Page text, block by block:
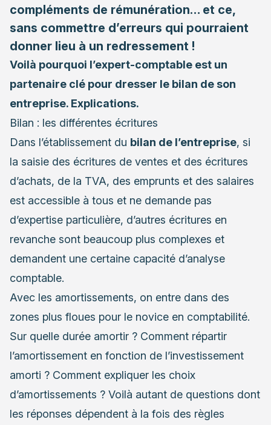
compléments de rémunération… et ce,
sans commettre d’erreurs qui pourraient
donner lieu à un redressement !
Voilà pourquoi l’expert-comptable est un
partenaire clé pour dresser le bilan de son
entreprise. Explications.
Bilan : les différentes écritures
Dans l’établissement du bilan de l’entreprise, si
la saisie des écritures de ventes et des écritures
d’achats, de la TVA, des emprunts et des salaires
est accessible à tous et ne demande pas
d’expertise particulière, d’autres écritures en
revanche sont beaucoup plus complexes et
demandent une certaine capacité d’analyse
comptable.
Avec les amortissements, on entre dans des
zones plus floues pour le novice en comptabilité.
Sur quelle durée amortir ? Comment répartir
l’amortissement en fonction de l’investissement
amorti ? Comment expliquer les choix
d’amortissements ? Voilà autant de questions dont
les réponses dépendent à la fois des règles